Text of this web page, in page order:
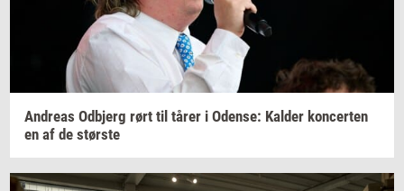
An­dreas Od­b­jerg rørt til tårer i Oden­se: Kal­der kon­cer­ten
en af de stør­ste